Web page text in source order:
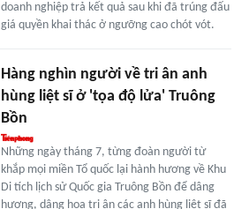
doanh nghiệp trả kết quả sau khi đã trúng đấu
giá quyền khai thác ở ngưỡng cao chót vót.
Hàng nghìn người về tri ân anh
hùng liệt sĩ ở 'tọa độ lửa' Truông
Bồn
Những ngày tháng 7, từng đoàn người từ
khắp mọi miền Tổ quốc lại hành hương về Khu
Di tích lịch sử Quốc gia Truông Bồn để dâng
hương, dâng hoa tri ân các anh hùng liệt sĩ đã